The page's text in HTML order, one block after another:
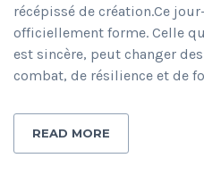
récépissé de création.Ce
officiellement forme. Celle
est sincère, peut changer
combat, de résilience et de
READ MORE